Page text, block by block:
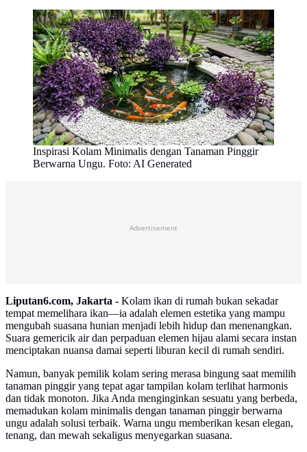
Inspirasi Kolam Minimalis dengan Tanaman Pinggir
Berwarna Ungu. Foto: AI Generated
Advertisement
Liputan6.com, Jakarta - Kolam ikan di rumah bukan sekadar
tempat memelihara ikan—ia adalah elemen estetika yang mampu
mengubah suasana hunian menjadi lebih hidup dan menenangkan.
Suara gemericik air dan perpaduan elemen hijau alami secara instan
menciptakan nuansa damai seperti liburan kecil di rumah sendiri.
Namun, banyak pemilik kolam sering merasa bingung saat memilih
tanaman pinggir yang tepat agar tampilan kolam terlihat harmonis
dan tidak monoton. Jika Anda menginginkan sesuatu yang berbeda,
memadukan kolam minimalis dengan tanaman pinggir berwarna
ungu adalah solusi terbaik. Warna ungu memberikan kesan elegan,
tenang, dan mewah sekaligus menyegarkan suasana.